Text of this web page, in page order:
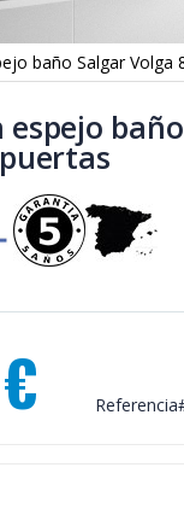
baño Salgar Volga
Referencia